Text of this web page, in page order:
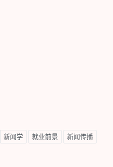
新闻学 就业前景 新闻传播